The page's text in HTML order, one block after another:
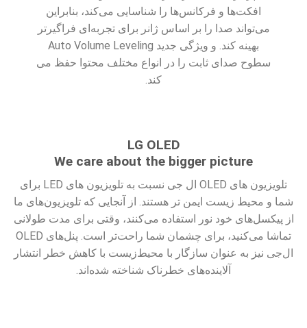
افکت‌ها و فرکانس‌ها را شناسایی می‌کند، بنابراین
می‌تواند صدا را بر اساس ژانر برای تجربه‌ای فراگیرتر
بهینه کند. و ویژگی جدید Auto Volume Leveling
سطوح صدای ثابت را در انواع مختلف محتوا حفظ می
کند.
LG OLED
We care about the bigger picture
تلویزیون های OLED ال جی نسبت به تلویزیون های LED برای
شما و محیط زیست ایمن تر هستند. از آنجایی که تلویزیون‌های ما
از پیکسل‌های خود نور استفاده می‌کنند، وقتی برای مدت طولانی
تماشا می‌کنید، برای چشمان شما راحت‌تر است. پنل‌های OLED
ال‌جی نیز به عنوان سازگار با محیط‌زیست با کاهش خطر انتشار
آلاینده‌های خطرناک شناخته شده‌اند.